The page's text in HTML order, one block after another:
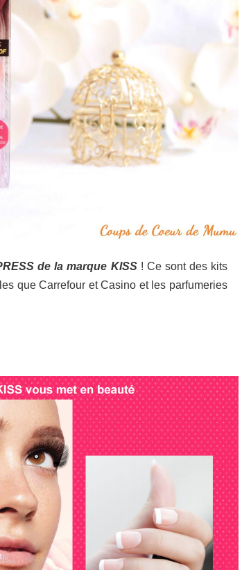
de la marque KISS! Ce sont des kits
que Carrefour et Casino et les parfumeries